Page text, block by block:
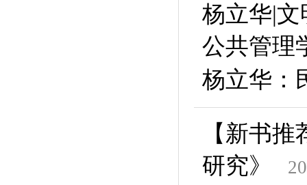
杨立华|
公共管理
杨立华：
【新书
研究》